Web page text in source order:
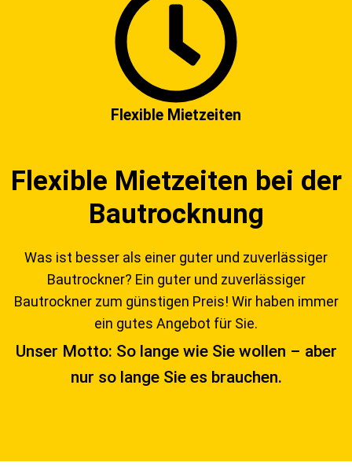
Flexible Mietzeiten
Flexible Mietzeiten bei der
Bautrocknung
Was ist besser als einer guter und zuverlässiger
Bautrockner? Ein guter und zuverlässiger
Bautrockner zum günstigen Preis! Wir haben immer
ein gutes Angebot für Sie.
Unser Motto: So lange wie Sie wollen – aber
nur so lange Sie es brauchen.